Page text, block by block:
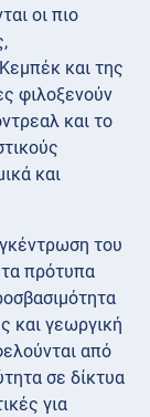
οι πιο
και της
φιλοξενούν
και το
και
του
τα πρότυπα
και γεωργική
από
σε δίκτυα
για